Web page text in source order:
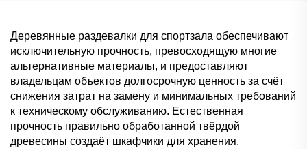
Деревянные раздевалки для спортзала обеспечивают
исключительную прочность, превосходящую многие
альтернативные материалы, и предоставляют
владельцам объектов долгосрочную ценность за счёт
снижения затрат на замену и минимальных требований
к техническому обслуживанию. Естественная
прочность правильно обработанной твёрдой
древесины создаёт шкафчики для хранения,